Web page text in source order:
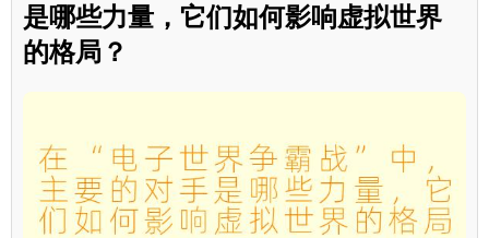
是哪些力量，它们如何影响虚拟世界
的格局？